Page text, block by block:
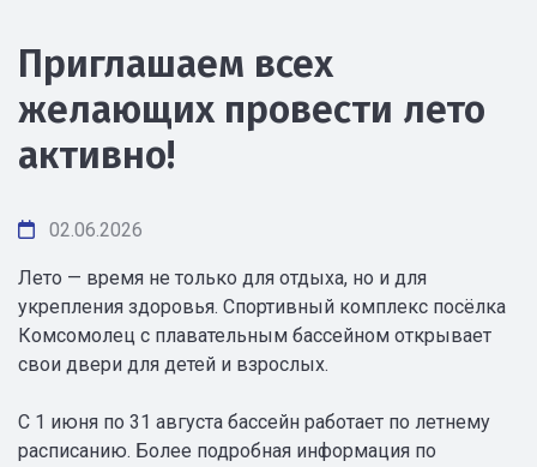
Приглашаем всех
желающих провести лето
активно!
02.06.2026
Лето — время не только для отдыха, но и для
укрепления здоровья. Спортивный комплекс посёлка
Комсомолец с плавательным бассейном открывает
свои двери для детей и взрослых.
С 1 июня по 31 августа бассейн работает по летнему
расписанию. Более подробная информация по